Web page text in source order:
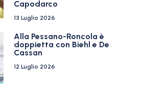
Capodarco
13 Luglio 2026
Alla Pessano-Roncola è
doppietta con Biehl e De
Cassan
12 Luglio 2026